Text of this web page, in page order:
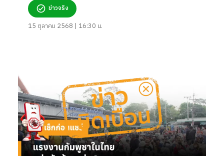
ข่าวจริง
15 ตุลาคม 2568 | 16:30 น.